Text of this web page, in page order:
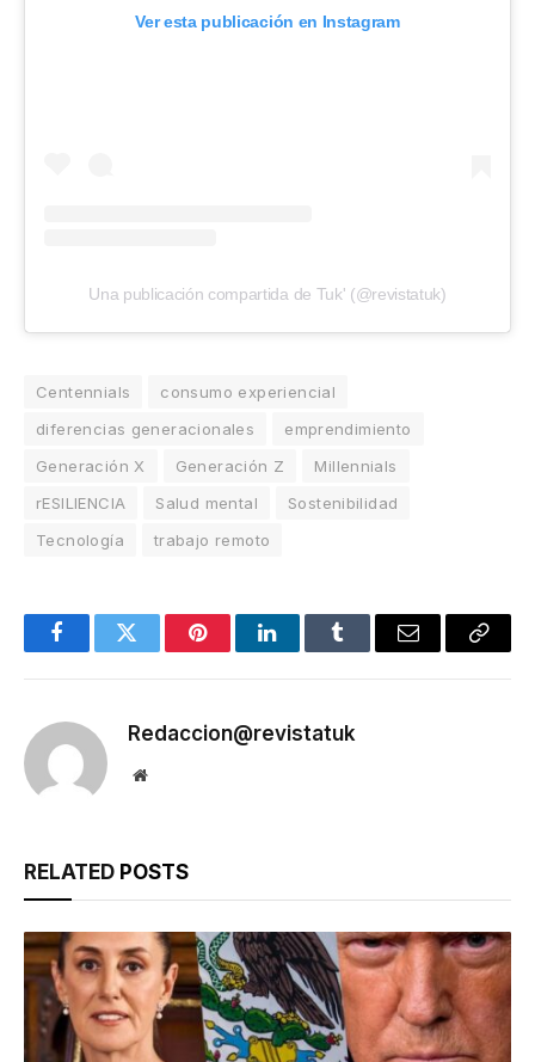
Ver esta publicación en Instagram
Una publicación compartida de Tuk' (@revistatuk)
Centennials
consumo experiencial
diferencias generacionales
emprendimiento
Generación X
Generación Z
Millennials
rESILIENCIA
Salud mental
Sostenibilidad
Tecnología
trabajo remoto
FacebookTwitter PinterestLinkedInTumblr Email
Copy
Redaccion@revistatuk
Website
RELATED POSTS